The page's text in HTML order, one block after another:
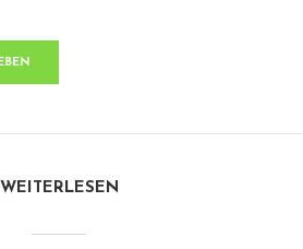
WEITERLESEN